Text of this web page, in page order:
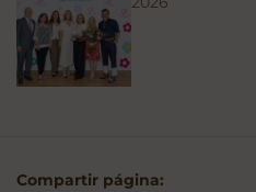
Compartir página: